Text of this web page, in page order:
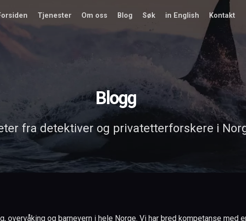
Tjenester Om oss Blog Søk in English Kontakt
Blogg
fra detektiver og privatetterforskere i
og barnevern i hele Norge. Vi har bred kompetanse med